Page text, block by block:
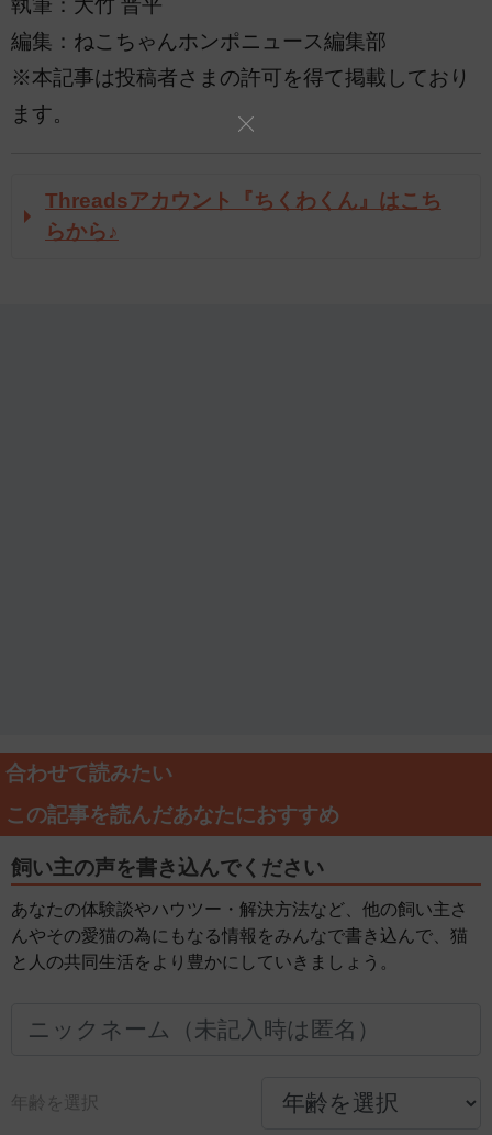
執筆：大竹 晋平
編集：ねこちゃんホンポニュース編集部
※本記事は投稿者さまの許可を得て掲載しており
ます。
Threadsアカウント『ちくわくん』はこち
らから♪
合わせて読みたい
この記事を読んだあなたにおすすめ
飼い主の声を書き込んでください
あなたの体験談やハウツー・解決方法など、他の飼い主さ
んやその愛猫の為にもなる情報をみんなで書き込んで、猫
と人の共同生活をより豊かにしていきましょう。
年齢を選択